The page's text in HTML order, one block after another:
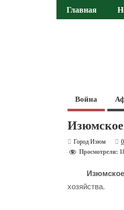
Главная
Война
Изюмское
Город Изюм
Просмотрели:
хозяйства.